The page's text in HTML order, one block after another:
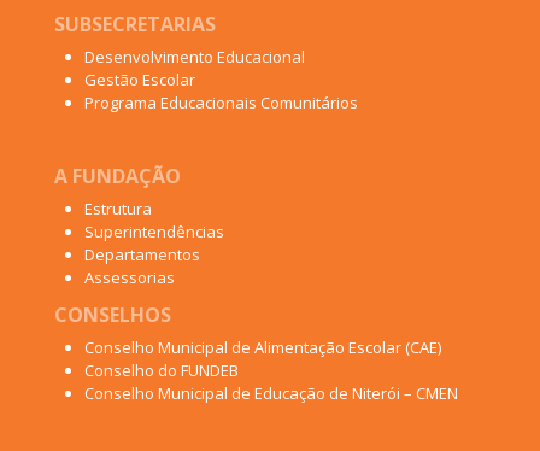
SUBSECRETARIAS
Desenvolvimento Educacional
Gestão Escolar
Programa Educacionais Comunitários
A FUNDAÇÃO
Estrutura
Superintendências
Departamentos
Assessorias
CONSELHOS
Conselho Municipal de Alimentação Escolar (CAE)
Conselho do FUNDEB
Conselho Municipal de Educação de Niterói – CMEN